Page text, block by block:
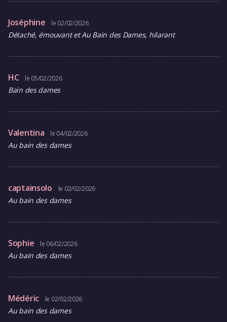
Joséphine le 02/02/2026
Détaché, émouvant et Au Bain des Dames, hilarant
HC le 05/02/2026
Bain des dames
Valentina le 04/02/2026
Au bain des dames
captainsolo le 02/02/2026
Au bain des dames
Sophie le 06/02/2026
Au bain des dames
Médéric le 02/02/2026
Au bain des dames